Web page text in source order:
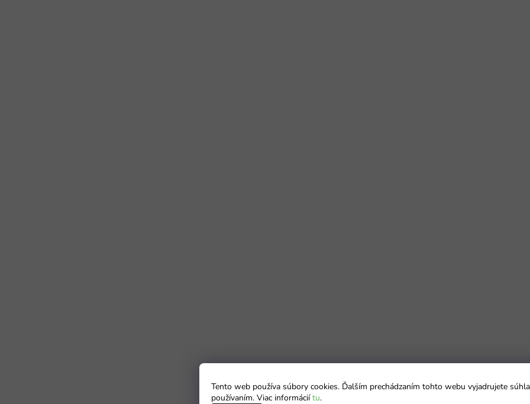
Tento web používa súbory cookies. Ďalším prechádzaním tohto webu vyjadrujete
používaním. Viac informáciítu.